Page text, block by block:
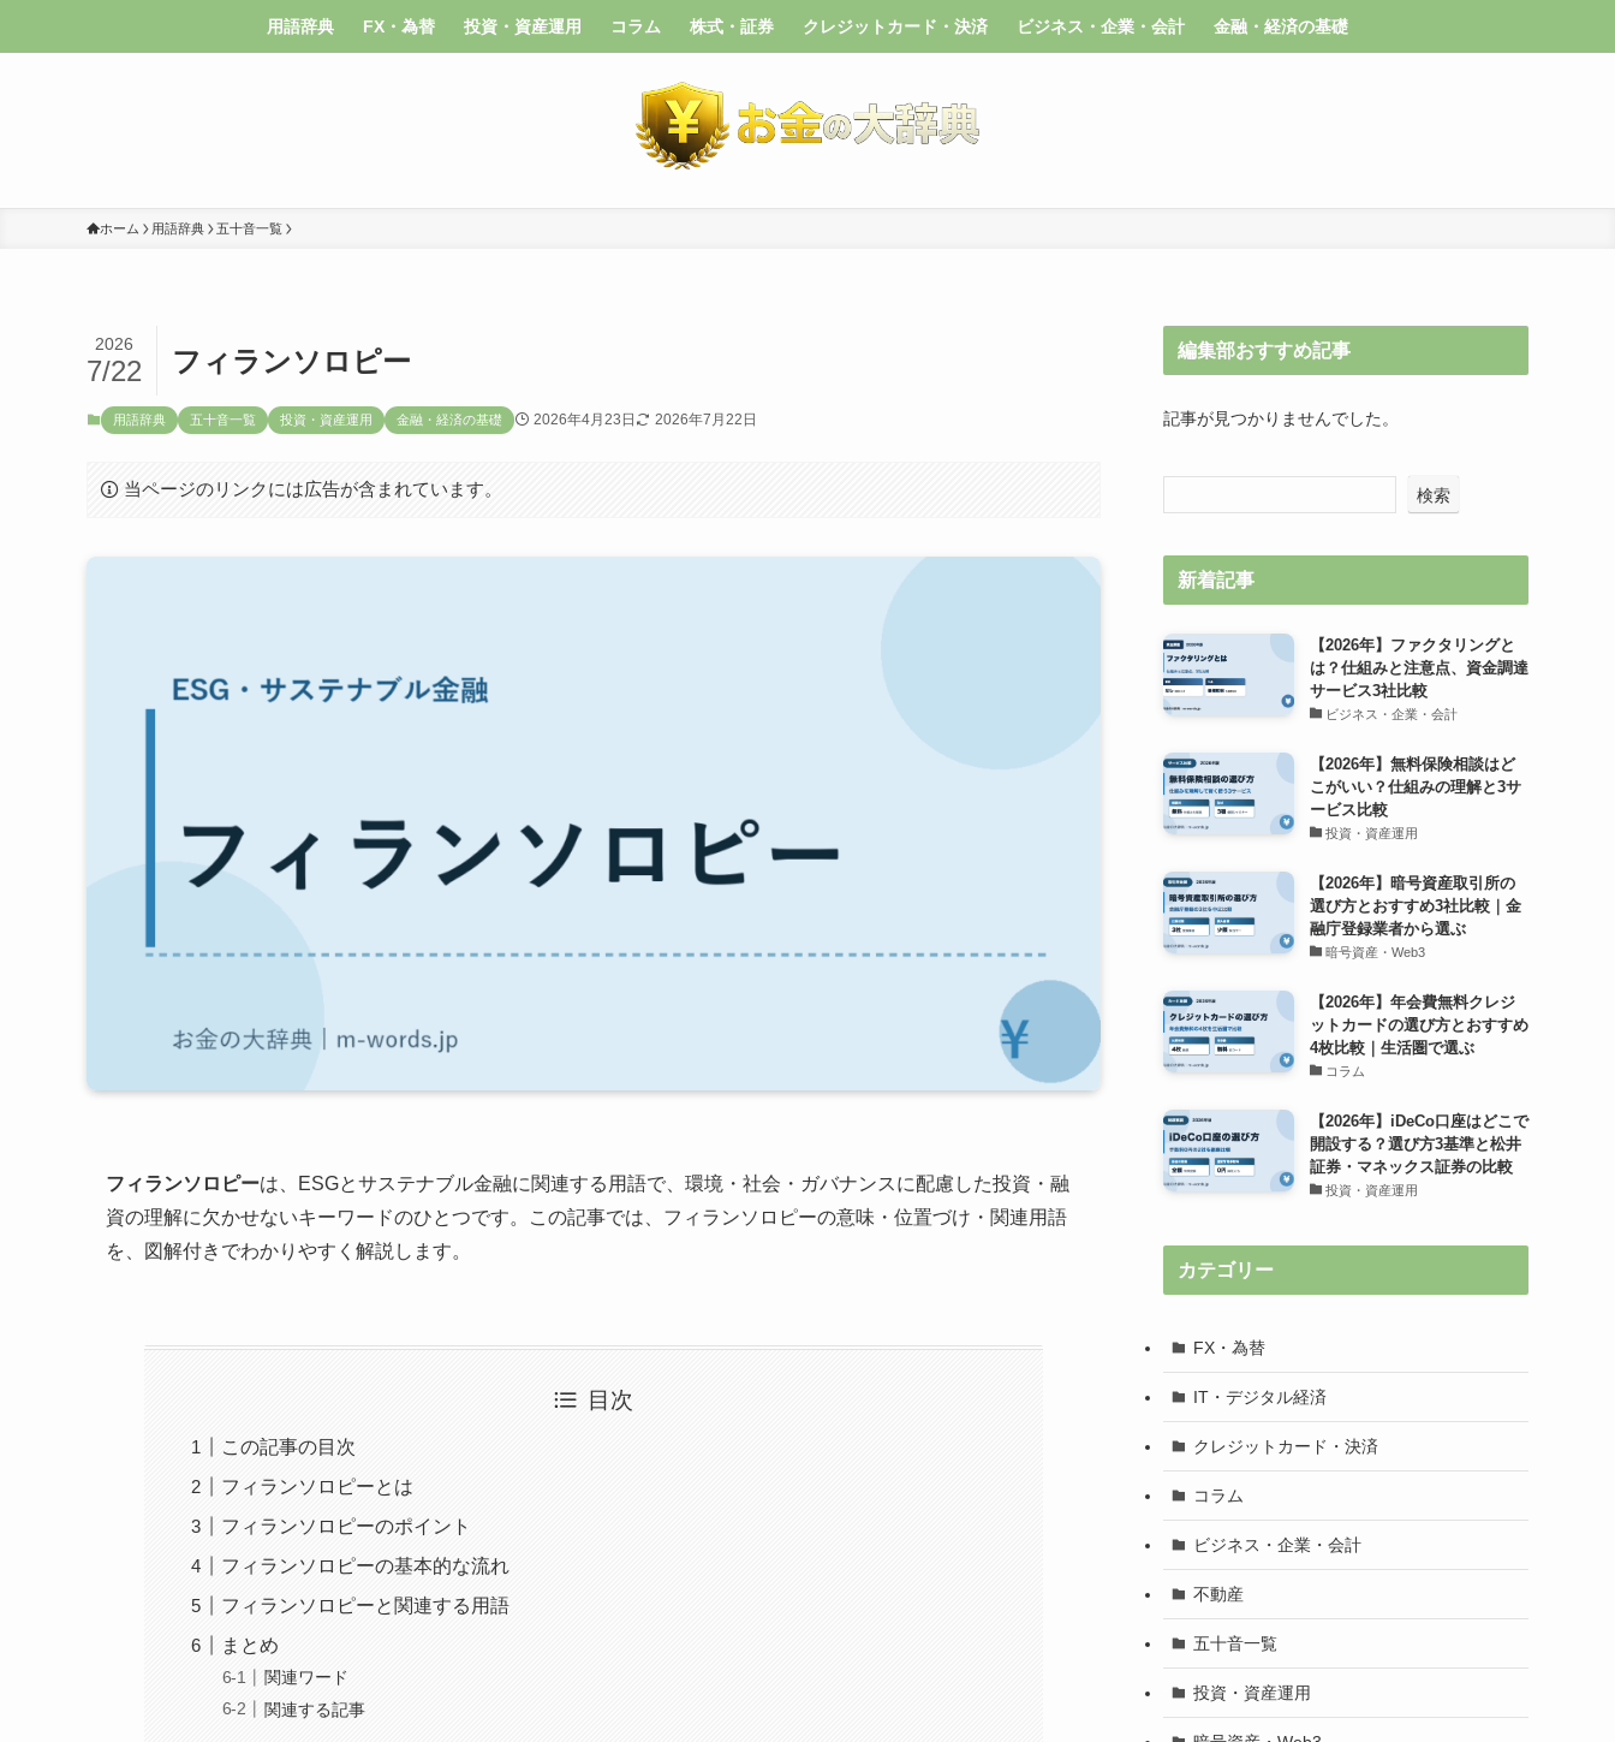
用語辞典 FX・為替 投資・資産運用 コラム 株式・証券 クレジットカード・決済 ビジネス・企業・会計 金融・経済の基礎
ホーム 用語辞典 五十音一覧
フィランソロピー
2026
7/22
用語辞典 五十音一覧 投資・資産運用 金融・経済の基礎 2026年4月23日 2026年7月22日
当ページのリンクには広告が含まれています。
フィランソロピーは、ESGとサステナブル金融に関連する用語で、環境・社会・ガバナンスに配慮した投資・融
資の理解に欠かせないキーワードのひとつです。この記事では、フィランソロピーの意味・位置づけ・関連用語
を、図解付きでわかりやすく解説します。
目次
この記事の目次
フィランソロピーとは
フィランソロピーのポイント
フィランソロピーの基本的な流れ
フィランソロピーと関連する用語
まとめ
関連ワード
関連する記事
編集部おすすめ記事
記事が見つかりませんでした。
検索
新着記事
【2026年】ファクタリングと
は？仕組みと注意点、資金調達
サービス3社比較
ビジネス・企業・会計
【2026年】無料保険相談はど
こがいい？仕組みの理解と3サ
ービス比較
投資・資産運用
【2026年】暗号資産取引所の
選び方とおすすめ3社比較｜金
融庁登録業者から選ぶ
暗号資産・Web3
【2026年】年会費無料クレジ
ットカードの選び方とおすすめ
4枚比較｜生活圏で選ぶ
コラム
【2026年】iDeCo口座はどこで
開設する？選び方3基準と松井
証券・マネックス証券の比較
投資・資産運用
カテゴリー
FX・為替
IT・デジタル経済
クレジットカード・決済
コラム
ビジネス・企業・会計
不動産
五十音一覧
投資・資産運用